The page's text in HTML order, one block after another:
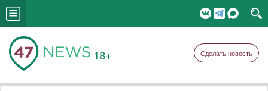
18+ Сделать новость